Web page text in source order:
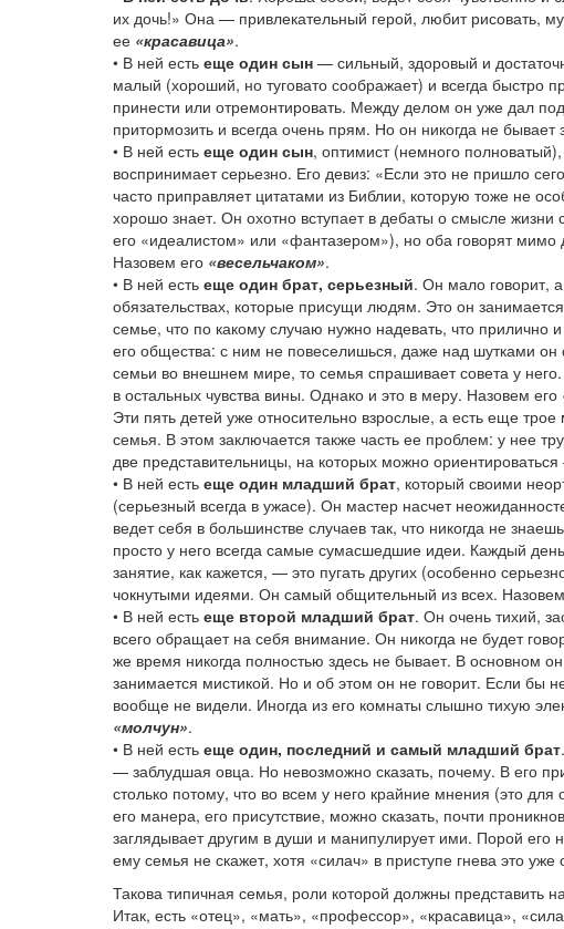
их дочь!» Она — привлекательный герой, любит рисовать,
ее «красавица».
• В ней есть еще один сын — сильный, здоровый и
малый (хороший, но туговато соображает) и всегда быстро
принести или отремонтировать. Между делом он уже дал
притормозить и всегда очень прям. Но он никогда не
• В ней есть еще один сын, оптимист (немного
воспринимает серьезно. Его девиз: «Если это не пришло
часто приправляет цитатами из Библии, которую тоже не
хорошо знает. Он охотно вступает в дебаты о смысле жизни
его «идеалистом» или «фантазером»), но оба говорят мимо
Назовем его «весельчаком».
• В ней есть еще один брат, серьезный. Он мало говорит,
обязательствах, которые присущи людям. Это он
семье, что по какому случаю нужно надевать, что прилично
его общества: с ним не повеселишься, даже над шутками он
семьи во внешнем мире, то семья спрашивает совета у
в остальных чувства вины. Однако и это в меру. Назовем его
Эти пять детей уже относительно взрослые, а есть еще
семья. В этом заключается также часть ее проблем: у нее
две представительницы, на которых можно
• В ней есть еще один младший брат, который своими
(серьезный всегда в ужасе). Он мастер насчет
ведет себя в большинстве случаев так, что никогда не
просто у него всегда самые сумасшедшие идеи. Каждый
занятие, как кажется, — это пугать других (особенно
чокнутыми идеями. Он самый общительный из всех.
• В ней есть еще второй младший брат. Он очень тихий,
всего обращает на себя внимание. Он никогда не будет
же время никогда полностью здесь не бывает. В основном
занимается мистикой. Но и об этом он не говорит. Если
вообще не видели. Иногда из его комнаты слышно тихую
«молчун».
• В ней есть еще один, последний и самый младший брат
— заблудшая овца. Но невозможно сказать, почему. В его
столько потому, что во всем у него крайние мнения (это для
его манера, его присутствие, можно сказать, почти
заглядывает другим в души и манипулирует ими. Порой
ему семья не скажет, хотя «силач» в приступе гнева это
Такова типичная семья, роли которой должны представить
Итак, есть «отец», «мать», «профессор», «красавица»,